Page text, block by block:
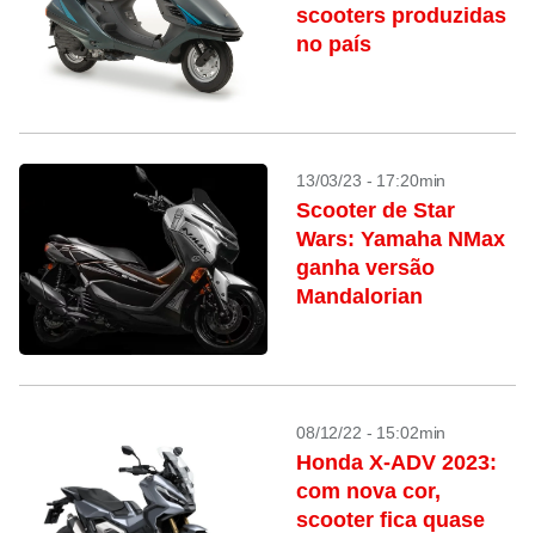
scooters produzidas
no país
13/03/23 - 17:20min
Scooter de Star
Wars: Yamaha NMax
ganha versão
Mandalorian
08/12/22 - 15:02min
Honda X-ADV 2023:
com nova cor,
scooter fica quase